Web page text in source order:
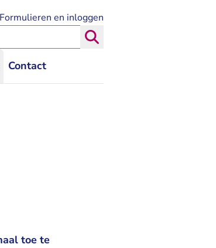
Contact
Formulieren en inloggen
de Rechtspraak
toe te